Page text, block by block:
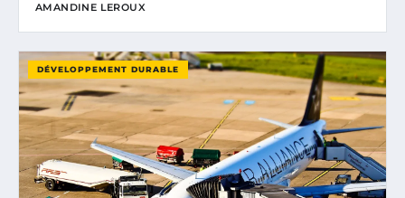
AMANDINE LEROUX
DÉVELOPPEMENT DURABLE